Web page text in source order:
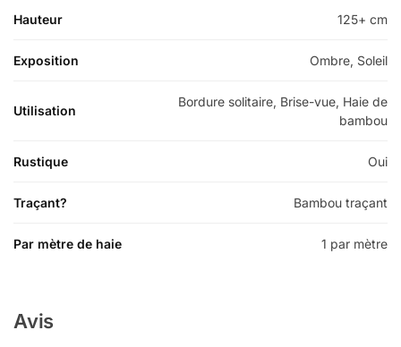
Hauteur 125+ cm
Exposition Ombre, Soleil
Utilisation
Bordure solitaire, Brise-vue, Haie de
bambou
Rustique Oui
Traçant? Bambou traçant
Par mètre de haie 1 par mètre
Avis